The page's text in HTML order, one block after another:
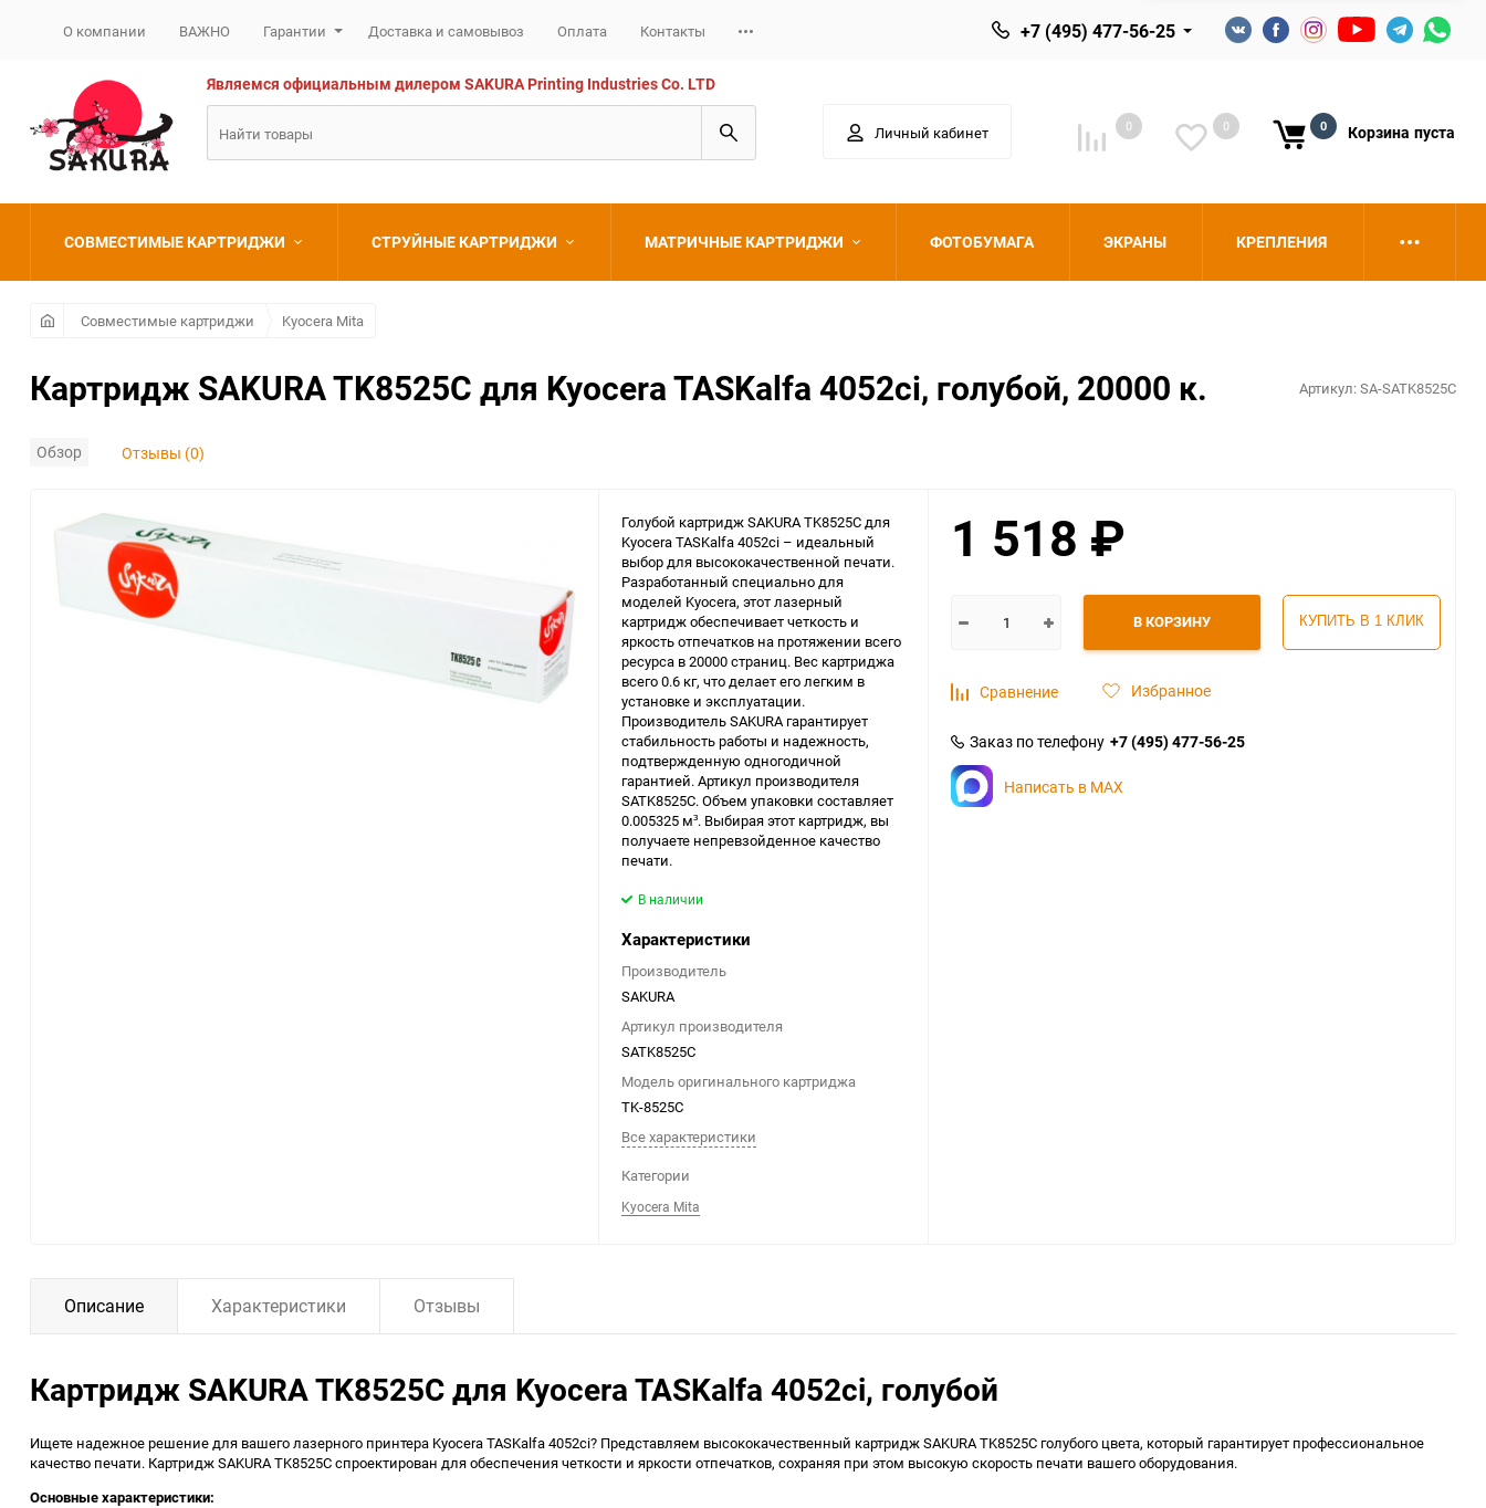
О компании ВАЖНО Гарантии Доставка и самовывоз Оплата Контакты +7 (495) 477-56-25
Являемся официальным дилером SAKURA Printing Industries Co. LTD
Личный кабинет 0 0 0 Корзина пуста
Brother
Konica Minolta
Kyocera Mita
СОВМЕСТИМЫЕ КАРТРИДЖИ
Canon
СТРУЙНЫЕ КАРТРИДЖИ МАТРИЧНЫЕ КАРТРИДЖИ ФОТОБУМАГА ЭКРАНЫ КРЕПЛЕНИЯ
Совместимые картриджи Kyocera Mita
Картридж SAKURA TK8525C для Kyocera TASKalfa 4052ci, голубой, 20000 к. Артикул:SA-SATK8525C
Обзор Отзывы (0)
Голубой картридж SAKURA TK8525C для
Kyocera TASKalfa 4052ci – идеальный
выбор для высококачественной печати.
Разработанный специально для
моделей Kyocera, этот лазерный
картридж обеспечивает четкость и
яркость отпечатков на протяжении всего
ресурса в 20000 страниц. Вес картриджа
всего 0.6 кг, что делает его легким в
установке и эксплуатации.
Производитель SAKURA гарантирует
стабильность работы и надежность,
подтвержденную одногодичной
гарантией. Артикул производителя
SATK8525C. Объем упаковки составляет
0.005325 м³. Выбирая этот картридж, вы
получаете непревзойденное качество
печати.
В наличии
Характеристики
Производитель
SAKURA
Артикул производителя
SATK8525C
Модель оригинального картриджа
TK-8525C
Все характеристики
Категории
Kyocera Mita
1 518 ₽
В КОРЗИНУ КУПИТЬ В 1 КЛИК
Сравнение Избранное
Заказ по телефону +7 (495) 477-56-25
Написать в MAX
Описание Характеристики Отзывы
Картридж SAKURA TK8525C для Kyocera TASKalfa 4052ci, голубой
Ищете надежное решение для вашего лазерного принтера Kyocera TASKalfa 4052ci? Представляем высококачественный картридж SAKURA TK8525C голубого цвета, который гарантирует профессиональное
качество печати. Картридж SAKURA TK8525C спроектирован для обеспечения четкости и яркости отпечатков, сохраняя при этом высокую скорость печати вашего оборудования.
Основные характеристики: